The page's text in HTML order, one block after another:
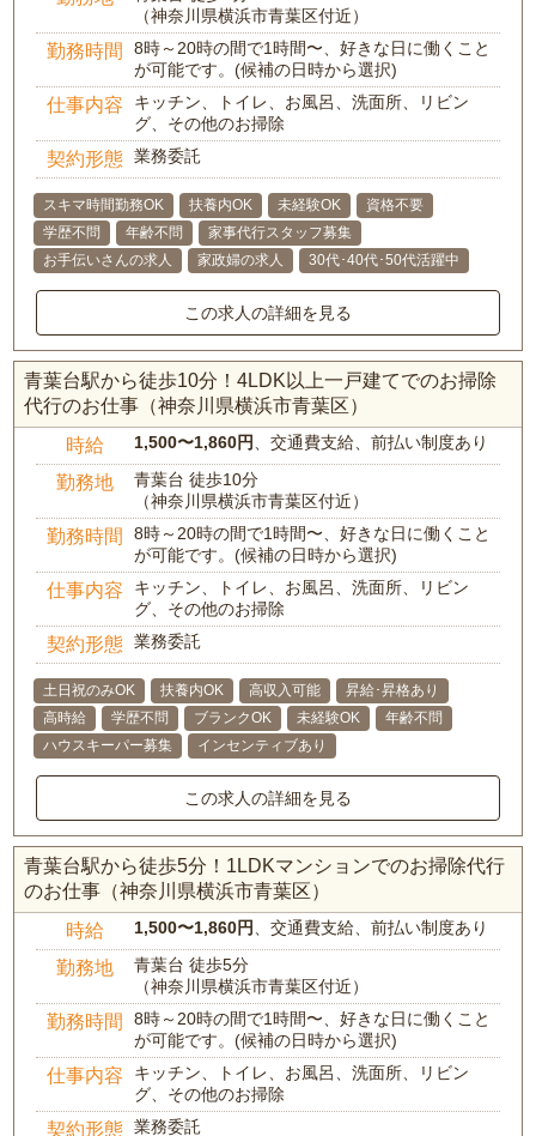
（神奈川県横浜市青葉区付近）
勤務時間
8時～20時の間で1時間〜、好きな日に働くこと
が可能です。(候補の日時から選択)
仕事内容
キッチン、トイレ、お風呂、洗面所、リビン
グ、その他のお掃除
契約形態 業務委託
スキマ時間勤務OK 扶養内OK 未経験OK
資格不要
学歴不問
年齢不問
家事代行スタッフ募集
お手伝いさんの求人
家政婦の求人 30代･40代･50代活躍中
この求人の詳細を見る
青葉台駅から徒歩10分！4LDK以上一戸建てでのお掃除
代行のお仕事（神奈川県横浜市青葉区）
時給 1,500〜1,860円 、交通費支給、前払い制度あり
勤務地
青葉台 徒歩10分
（神奈川県横浜市青葉区付近）
勤務時間
8時～20時の間で1時間〜、好きな日に働くこと
が可能です。(候補の日時から選択)
仕事内容
キッチン、トイレ、お風呂、洗面所、リビン
グ、その他のお掃除
契約形態 業務委託
土日祝のみOK 扶養内OK 高収入可能
昇給･昇格あり
高時給
学歴不問 ブランクOK 未経験OK
年齢不問
ハウスキーパー募集
インセンティブあり
この求人の詳細を見る
青葉台駅から徒歩5分！1LDKマンションでのお掃除代行
のお仕事（神奈川県横浜市青葉区）
時給 1,500〜1,860円 、交通費支給、前払い制度あり
勤務地
青葉台 徒歩5分
（神奈川県横浜市青葉区付近）
勤務時間
8時～20時の間で1時間〜、好きな日に働くこと
が可能です。(候補の日時から選択)
仕事内容
キッチン、トイレ、お風呂、洗面所、リビン
グ、その他のお掃除
契約形態 業務委託